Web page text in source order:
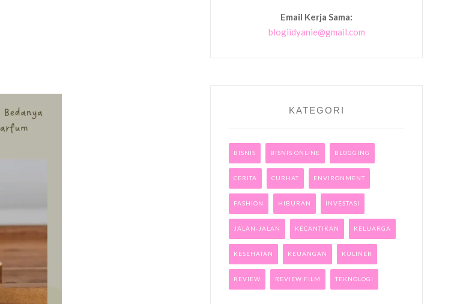
Email Kerja Sama:
blogiidyanie@gmail.com
KATEGORI
BISNIS BISNIS ONLINE BLOGGING
CERITA CURHAT ENVIRONMENT
FASHION HIBURAN INVESTASI
JALAN-JALAN KECANTIKAN KELUARGA
KESEHATAN KEUANGAN KULINER
REVIEW REVIEW FILM TEKNOLOGI